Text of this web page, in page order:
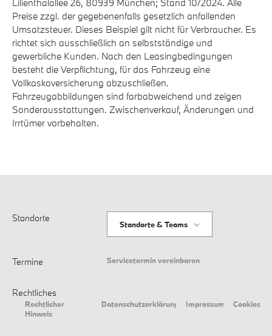
Lilienthalallee 26, 80939 München; Stand 10/2024. Alle
Preise zzgl. der gegebenenfalls gesetzlich anfallenden
Umsatzsteuer. Dieses Beispiel gilt nicht für Verbraucher. Es
richtet sich ausschließlich an selbstständige und
gewerbliche Kunden. Nach den Leasingbedingungen
besteht die Verpflichtung, für das Fahrzeug eine
Vollkaskoversicherung abzuschließen.
Fahrzeugabbildungen sind farbabweichend und zeigen
Sonderausstattungen. Zwischenverkauf, Änderungen und
Irrtümer vorbehalten.
Standorte
Standorte & Teams
Termine Servicetermin vereinbaren
Rechtliches
Rechtlicher
Hinweis
Datenschutzerklärung Impressum Cookies